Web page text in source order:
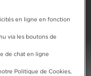
en ligne en fonction
via les boutons de
de chat en ligne
Politique de Cookies,